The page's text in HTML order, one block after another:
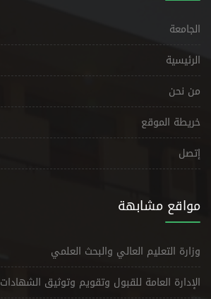
الجامعة
الرئيسية
من نحن
خريطة الموقع
إتصل
مواقع مشابهة
وزارة التعليم العالي والبحث العلمي
الإدارة العامة للقبول وتقويم وتوثيق الشهادات